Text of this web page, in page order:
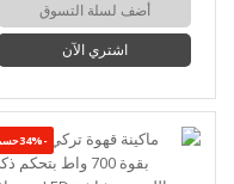
أضف لسلة التسوق
اشتري الآن
-34%حسم